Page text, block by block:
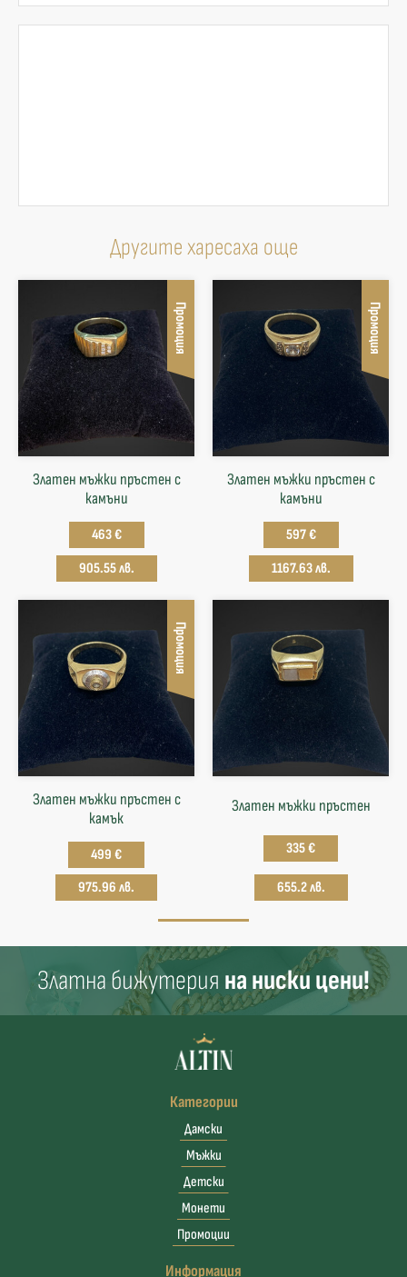
Другите харесаха още
Промоция
Златен мъжки пръстен с
камъни
463 €
905.55 лв.
Промоция
Златен мъжки пръстен с
камъни
597 €
1167.63 лв.
Промоция
Златен мъжки пръстен с
камък
499 €
975.96 лв.
Златен мъжки пръстен
335 €
655.2 лв.
Златна бижутерия на ниски цени!
Категории
Дамски
Мъжки
Детски
Монети
Промоции
Информация